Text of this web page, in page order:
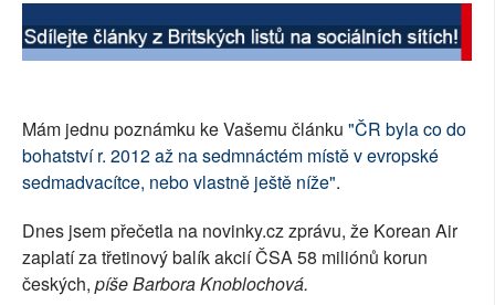
SOCIÁLNÍ SÍTĚ
PLNÁ VERZE STRÁNEK
Mám jednu poznámku ke Vašemu článku "ČR byla co do
bohatství r. 2012 až na sedmnáctém místě v evropské
sedmadvacítce, nebo vlastně ještě níže".
Dnes jsem přečetla na novinky.cz zprávu, že Korean Air
zaplatí za třetinový balík akcií ČSA 58 miliónů korun
českých, píše Barbora Knoblochová.